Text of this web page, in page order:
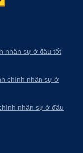
nhân sự ở đâu tốt
chính nhân sự ở
nhân sự ở đâu